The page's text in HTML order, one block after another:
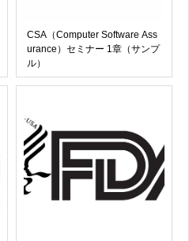
CSA（Computer Software Ass
urance）セミナー 1章（サンプ
ル）